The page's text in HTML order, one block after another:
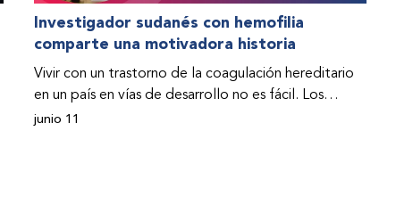
Investigador sudanés con hemofilia
comparte una motivadora historia
Vivir con un trastorno de la coagulación hereditario
en un país en vías de desarrollo no es fácil. Los
problemas se multiplican drásticamente cuando el
junio 11